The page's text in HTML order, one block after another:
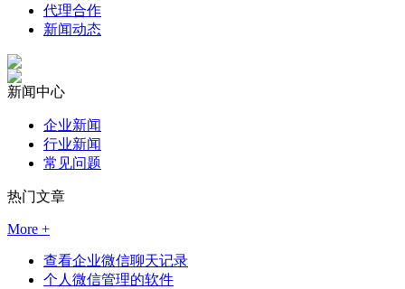
代理合作
新闻动态
新闻中心
企业新闻
行业新闻
常见问题
热门文章
More +
查看企业微信聊天记录
个人微信管理的软件